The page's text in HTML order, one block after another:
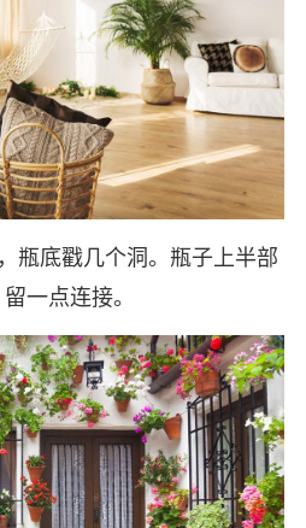
瓶底戳几个洞。瓶子上半部
一点连接。